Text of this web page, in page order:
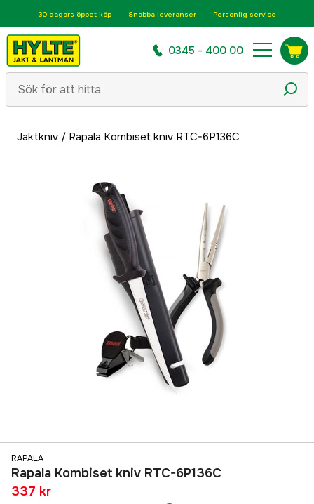
30 dagars öppet köp Snabba leveranser Personlig service
0345 - 400 00
Jaktkniv / Rapala Kombiset kniv RTC-6P136C
RAPALA
Rapala Kombiset kniv RTC-6P136C
337 kr